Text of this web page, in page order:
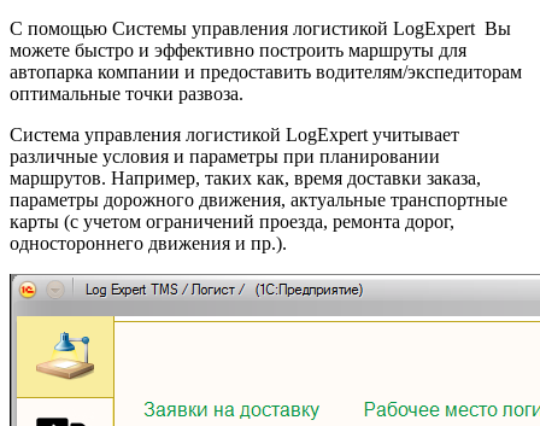
С помощью Системы управления логистикой LogExpert Вы
можете быстро и эффективно построить маршруты для
автопарка компании и предоставить водителям/экспедиторам
оптимальные точки развоза.
Система управления логистикой LogExpert учитывает
различные условия и параметры при планировании
маршрутов. Например, таких как, время доставки заказа,
параметры дорожного движения, актуальные транспортные
карты (с учетом ограничений проезда, ремонта дорог,
одностороннего движения и пр.).